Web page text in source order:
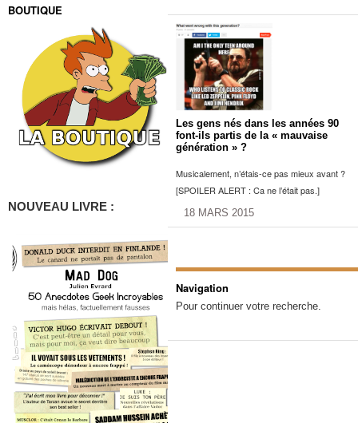
BOUTIQUE
NOUVEAU LIVRE :
Les gens nés dans les années 90
font-ils partis de la « mauvaise
génération » ?
Musicalement, n’étais-ce pas mieux avant ?
[SPOILER ALERT : Ca ne l’était pas.]
18 MARS 2015
Navigation
Pour continuer votre recherche.